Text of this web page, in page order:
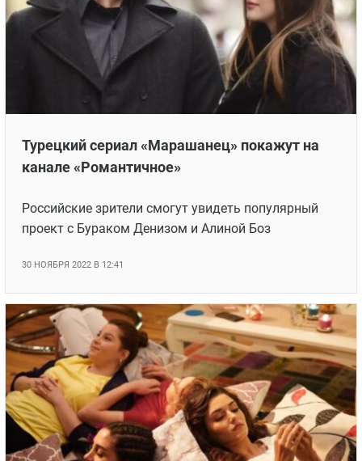
Турецкий сериал «Марашанец» покажут на
канале «Романтичное»
Российские зрители смогут увидеть популярный
проект с Бураком Денизом и Алиной Боз
30 НОЯБРЯ 2022 В 12:41